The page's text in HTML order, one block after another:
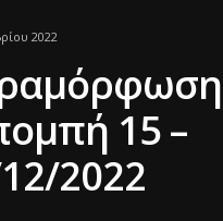
2022
15 –
2022